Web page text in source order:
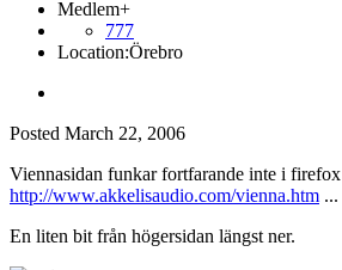
Medlem+
777
Location:Örebro
Posted March 22, 2006
Viennasidan funkar fortfarande inte i firefox
http://www.akkelisaudio.com/vienna.htm ...
En liten bit från högersidan längst ner.